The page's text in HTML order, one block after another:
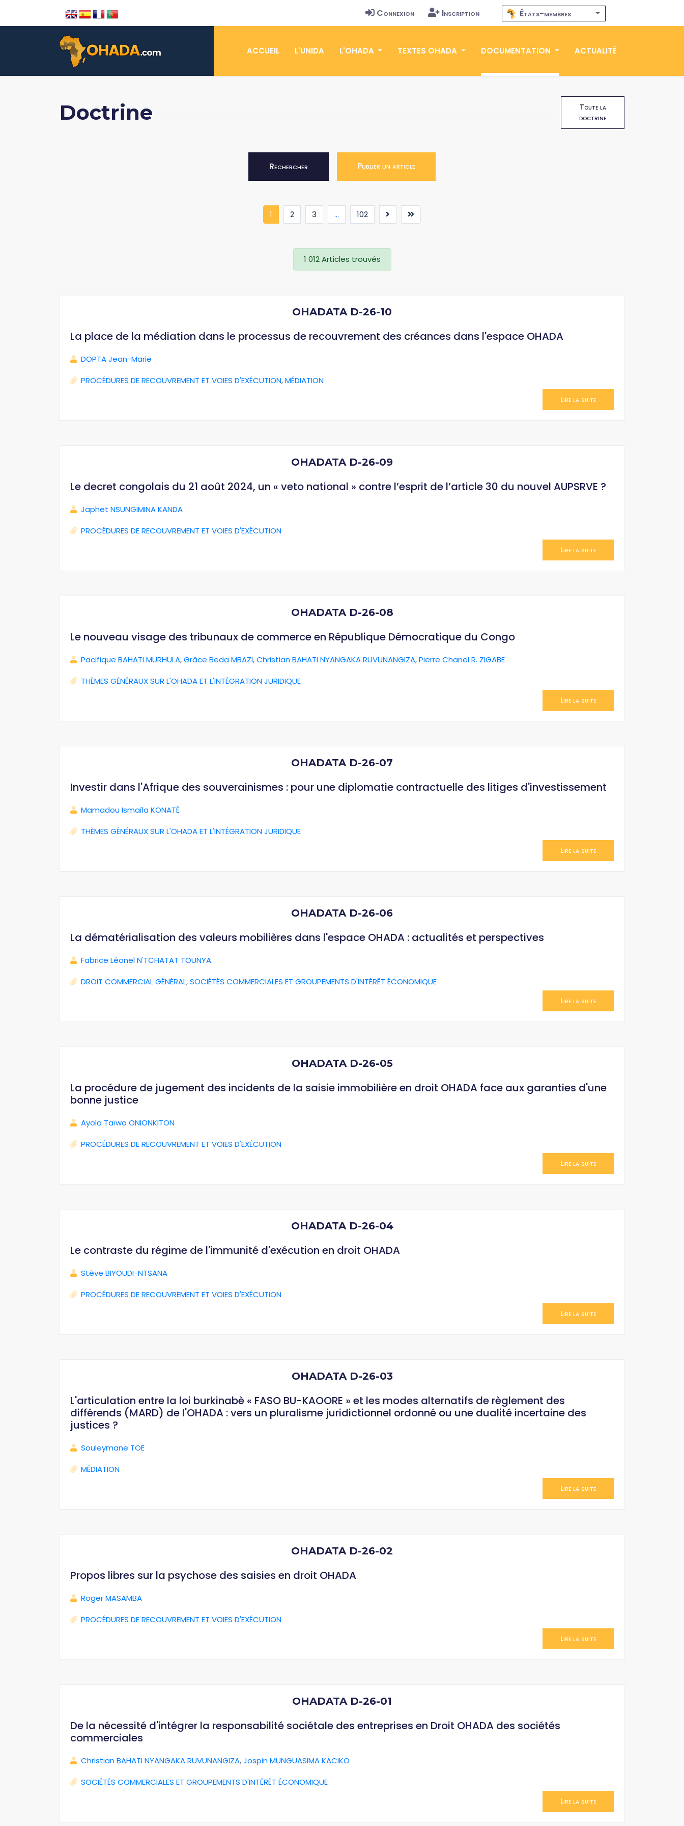
Connexion Inscription États-membres
ACCUEIL L'UNIDA L'OHADA TEXTES OHADA DOCUMENTATION ACTUALITÉ
Doctrine
Toute la
doctrine
Rechercher Publier un article
1 (current)
2 3 ... 102
1 012 Articles trouvés
OHADATA D-26-10
La place de la médiation dans le processus de recouvrement des créances dans l'espace OHADA
DOPTA Jean-Marie
PROCÉDURES DE RECOUVREMENT ET VOIES D'EXÉCUTION,MÉDIATION
Lire la suite
OHADATA D-26-09
Le decret congolais du 21 août 2024, un « veto national » contre l’esprit de l’article 30 du nouvel AUPSRVE ?
Japhet NSUNGIMINA KANDA
PROCÉDURES DE RECOUVREMENT ET VOIES D'EXÉCUTION
Lire la suite
OHADATA D-26-08
Le nouveau visage des tribunaux de commerce en République Démocratique du Congo
Pacifique BAHATI MURHULA,Grâce Beda MBAZI,Christian BAHATI NYANGAKA RUVUNANGIZA,Pierre Chanel R. ZIGABE
THÈMES GÉNÉRAUX SUR L'OHADA ET L'INTÉGRATION JURIDIQUE
Lire la suite
OHADATA D-26-07
Investir dans l'Afrique des souverainismes : pour une diplomatie contractuelle des litiges d'investissement
Mamadou Ismaïla KONATÉ
THÈMES GÉNÉRAUX SUR L'OHADA ET L'INTÉGRATION JURIDIQUE
Lire la suite
OHADATA D-26-06
La dématérialisation des valeurs mobilières dans l'espace OHADA : actualités et perspectives
Fabrice Léonel N'TCHATAT TOUNYA
DROIT COMMERCIAL GÉNÉRAL,SOCIÉTÉS COMMERCIALES ET GROUPEMENTS D'INTÉRÊT ÉCONOMIQUE
Lire la suite
OHADATA D-26-05
La procédure de jugement des incidents de la saisie immobilière en droit OHADA face aux garanties d'une
bonne justice
Ayola Taïwo ONIONKITON
PROCÉDURES DE RECOUVREMENT ET VOIES D'EXÉCUTION
Lire la suite
OHADATA D-26-04
Le contraste du régime de l'immunité d'exécution en droit OHADA
Stève BIYOUDI-NTSANA
PROCÉDURES DE RECOUVREMENT ET VOIES D'EXÉCUTION
Lire la suite
OHADATA D-26-03
L'articulation entre la loi burkinabè « FASO BU-KAOORE » et les modes alternatifs de règlement des
différends (MARD) de l'OHADA : vers un pluralisme juridictionnel ordonné ou une dualité incertaine des
justices ?
Souleymane TOE
MÉDIATION
Lire la suite
OHADATA D-26-02
Propos libres sur la psychose des saisies en droit OHADA
Roger MASAMBA
PROCÉDURES DE RECOUVREMENT ET VOIES D'EXÉCUTION
Lire la suite
OHADATA D-26-01
De la nécessité d'intégrer la responsabilité sociétale des entreprises en Droit OHADA des sociétés
commerciales
Christian BAHATI NYANGAKA RUVUNANGIZA,Jospin MUNGUASIMA KACIKO
SOCIÉTÉS COMMERCIALES ET GROUPEMENTS D'INTÉRÊT ÉCONOMIQUE
Lire la suite